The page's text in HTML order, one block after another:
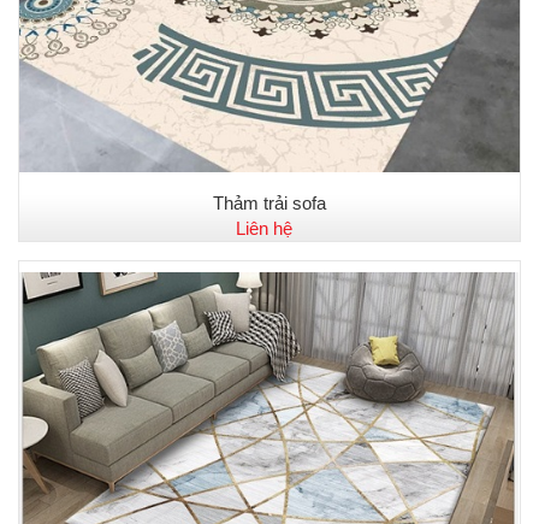
Thảm trải sofa
Liên hệ